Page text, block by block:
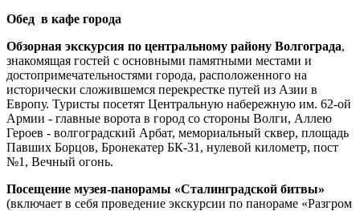
Обед в кафе города
Обзорная экскурсия по центральному району Волгограда,
знакомящая гостей с основными памятными местами и
достопримечательностями города, расположенного на
исторически сложившемся перекрестке путей из Азии в
Европу. Туристы посетят Центральную набережную им. 62-ой
Армии - главные ворота в город со стороны Волги, Аллею
Героев - волгоградский Арбат, мемориальный сквер, площадь
Павших Борцов, Бронекатер БК-31, нулевой километр, пост
№1, Вечный огонь.
Посещение музея-панорамы «Сталинградской битвы»
(включает в себя проведение экскурсии по панораме «Разгром